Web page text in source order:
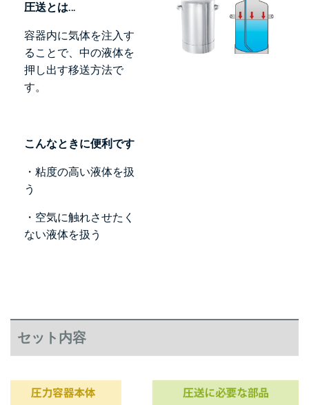
圧送とは…
容器内に気体を注入す
ることで、中の液体を
押し出す移送方法で
す。
こんなときに便利です
・粘度の高い液体を扱
う
・空気に触れさせたく
ない液体を扱う
セット内容